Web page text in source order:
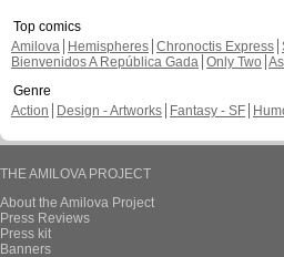
Top comics
Amilova
Hemispheres Chronoctis Express
Bienvenidos A República Gada Only Two
Genre
Action
Design - Artworks Fantasy - SF
THE AMILOVA PROJECT
About the Amilova Project
Press Reviews
Press kit
Banners